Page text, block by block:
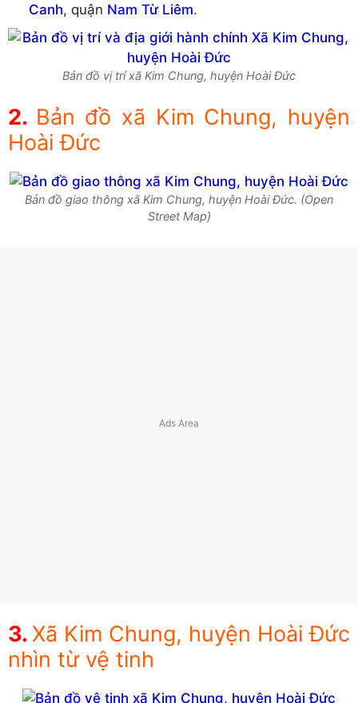
Canh, quận Nam Từ Liêm.
Bản đồ vị trí xã Kim Chung, huyện Hoài Đức
Bản đồ xã Kim Chung, huyện
Hoài Đức
Bản đồ giao thông xã Kim Chung, huyện Hoài Đức. (Open
Street Map)
Xã Kim Chung, huyện Hoài Đức
nhìn từ vệ tinh